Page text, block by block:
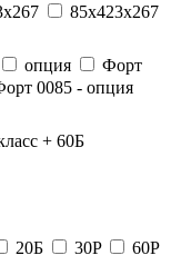
85x423x267
опция
Форт
0085 - опция
+ 60Б
20Б 30P
60P